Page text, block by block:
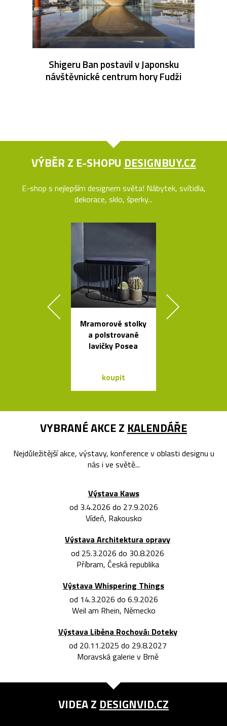
Shigeru Ban postavil v Japonsku
návštěvnické centrum hory Fudži
VÝBĚR Z E-SHOPU DESIGNBUY.CZ
E-shop s nejlepším designem světa! Nábytek, svítidla,
dekorace, sklo, šperky...
Mramorové stolky
a polstrované
lavičky Posea
koupit
VYBRANÉ AKCE Z KALENDÁŘE
Nejdůležitější akce, výstavy, konference v oblasti designu u
nás i ve světě...
Výstava Kaws
od 3.4.2026 do 27.9.2026
Vídeň, Rakousko
Výstava Architektura opravy
od 25.3.2026 do 30.8.2026
Příbram, Česká republika
Výstava Whispering Things
od 14.3.2026 do 6.9.2026
Weil am Rhein, Německo
Výstava Liběna Rochová: Doteky
od 20.11.2025 do 29.8.2027
Moravská galerie v Brně
VIDEA Z DESIGNVID.CZ